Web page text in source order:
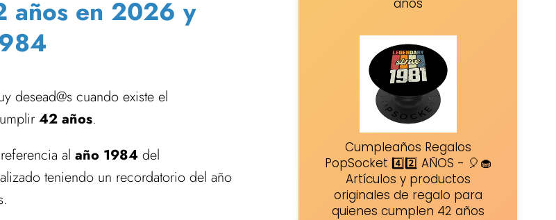
años en 2026 y
desead@s cuando existe el
42 años.
al año 1984 del
teniendo un recordatorio del año
años
Cumpleaños Regalos
PopSocket 4️⃣2️⃣ AÑOS - 🎈🧁
Artículos y productos
originales de regalo para
quienes cumplen 42 años